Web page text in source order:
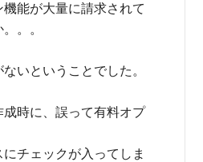
能が大量に請求されて
。。
いということでした。
成時に、誤って有料オプ
チェックが入ってしま